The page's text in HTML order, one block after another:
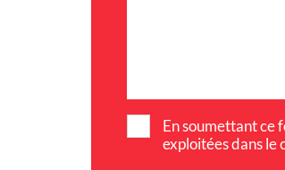
En soumettant ce
exploitées dans le